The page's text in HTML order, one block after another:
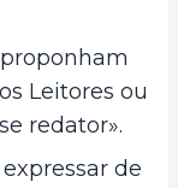
Leitores ou
redator».
de